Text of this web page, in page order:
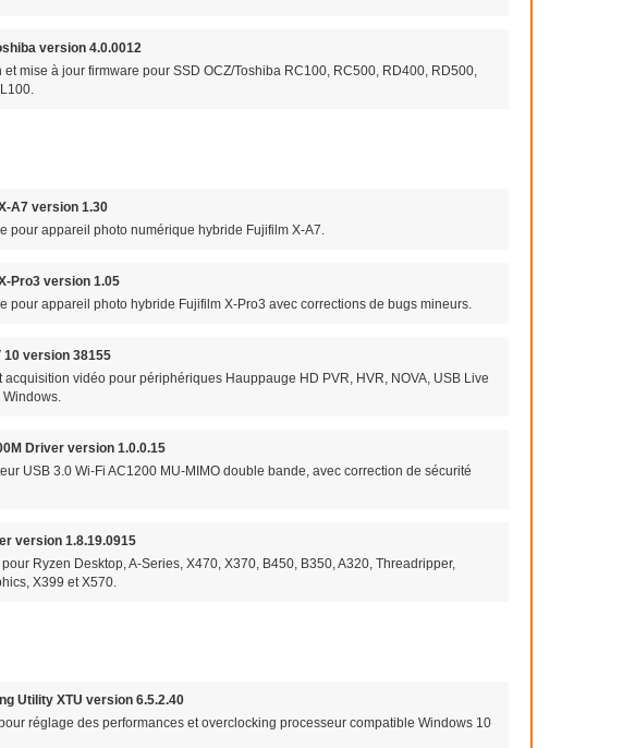
version 4.0.0012
et mise à jour firmware pour SSD OCZ/Toshiba RC100, RC500, RD400, RD500,
A7 version 1.30
pour appareil photo numérique hybride Fujifilm X-A7.
Pro3 version 1.05
pour appareil photo hybride Fujifilm X-Pro3 avec corrections de bugs mineurs.
10 version 38155
acquisition vidéo pour périphériques Hauppauge HD PVR, HVR, NOVA, USB Live
Windows.
Driver version 1.0.0.15
USB 3.0 Wi-Fi AC1200 MU-MIMO double bande, avec correction de sécurité
version 1.8.19.0915
Ryzen Desktop, A-Series, X470, X370, B450, B350, A320, Threadripper,
X399 et X570.
Utility XTU version 6.5.2.40
réglage des performances et overclocking processeur compatible Windows 10